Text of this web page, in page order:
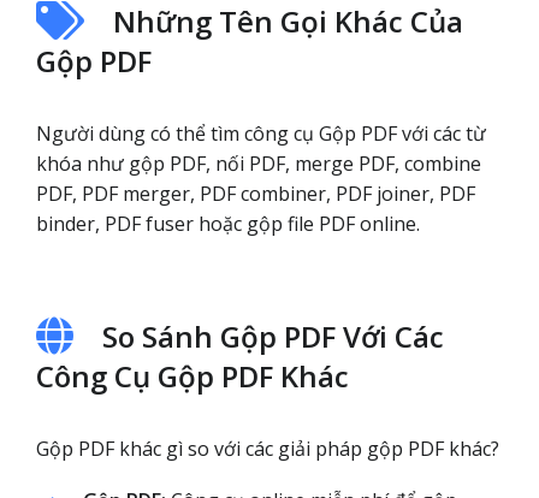
Những Tên Gọi Khác Của
Gộp PDF
Người dùng có thể tìm công cụ Gộp PDF với các từ
khóa như gộp PDF, nối PDF, merge PDF, combine
PDF, PDF merger, PDF combiner, PDF joiner, PDF
binder, PDF fuser hoặc gộp file PDF online.
So Sánh Gộp PDF Với Các
Công Cụ Gộp PDF Khác
Gộp PDF khác gì so với các giải pháp gộp PDF khác?